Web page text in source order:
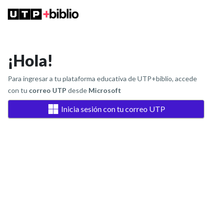
¡Hola!
Para ingresar a tu plataforma educativa de UTP+biblio, accede
con tu correo UTP desde Microsoft
Inicia sesión con tu correo UTP